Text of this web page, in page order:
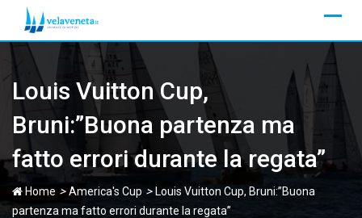
content
Louis Vuitton Cup,
Bruni:”Buona partenza ma
fatto errori durante la regata”
Home >America's Cup > Louis Vuitton Cup, Bruni:”Buona
partenza ma fatto errori durante la regata”